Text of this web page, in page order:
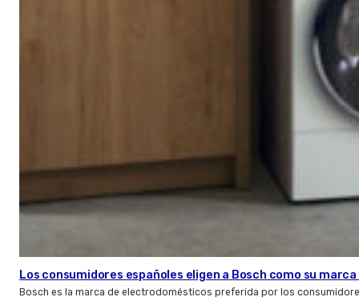
Los consumidores españoles eligen a Bosch como su
Bosch es la marca de electrodomésticos preferida por los